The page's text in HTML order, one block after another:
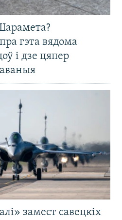
гэта вядома
і дзе цяпер
замест савецкіх